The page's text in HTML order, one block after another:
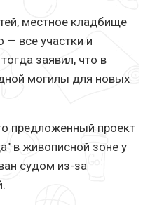
местное кладбище
все участки и
заявил, что в
могилы для новых
предложенный проект
в живописной зоне у
судом из-за